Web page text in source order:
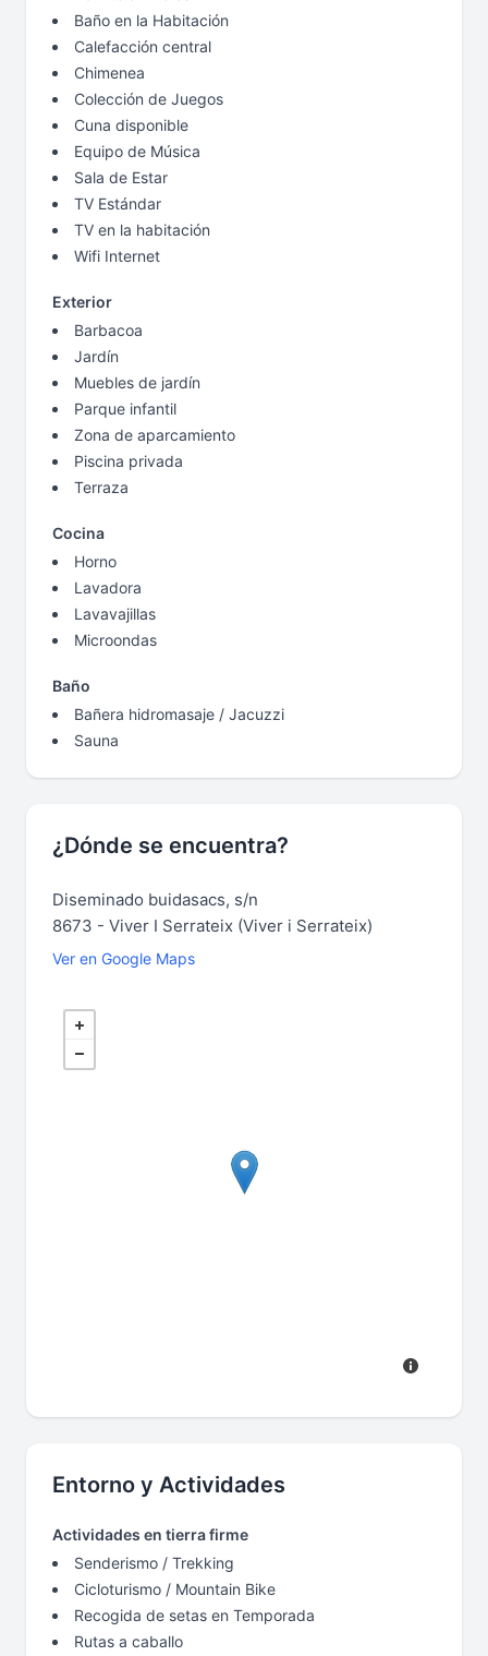
Baño en la Habitación
Calefacción central
Chimenea
Colección de Juegos
Cuna disponible
Equipo de Música
Sala de Estar
TV Estándar
TV en la habitación
Wifi Internet
Exterior
Barbacoa
Jardín
Muebles de jardín
Parque infantil
Zona de aparcamiento
Piscina privada
Terraza
Cocina
Horno
Lavadora
Lavavajillas
Microondas
Baño
Bañera hidromasaje / Jacuzzi
Sauna
¿Dónde se encuentra?
Diseminado buidasacs, s/n
8673 - Viver I Serrateix (Viver i Serrateix)
Ver en Google Maps
Entorno y Actividades
Actividades en tierra firme
Senderismo / Trekking
Cicloturismo / Mountain Bike
Recogida de setas en Temporada
Rutas a caballo